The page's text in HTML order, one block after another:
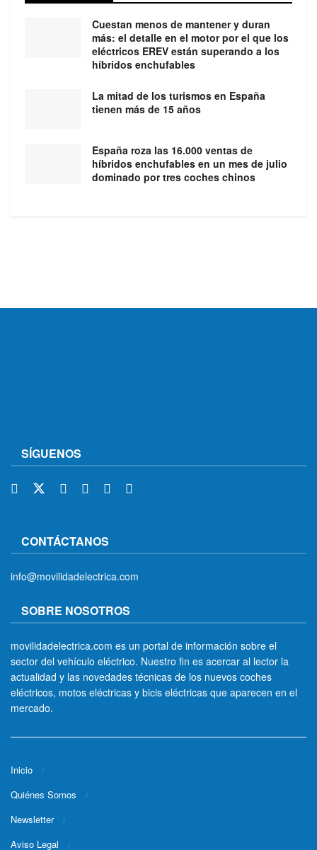
Cuestan menos de mantener y duran
más: el detalle en el motor por el que los
eléctricos EREV están superando a los
híbridos enchufables
La mitad de los turismos en España
tienen más de 15 años
España roza las 16.000 ventas de
híbridos enchufables en un mes de julio
dominado por tres coches chinos
SÍGUENOS
CONTÁCTANOS
info@movilidadelectrica.com
SOBRE NOSOTROS
movilidadelectrica.com es un portal de información sobre el
sector del vehículo eléctrico. Nuestro fin es acercar al lector la
actualidad y las novedades técnicas de los nuevos coches
eléctricos, motos eléctricas y bicis eléctricas que aparecen en el
mercado.
Inicio
Quiénes Somos
Newsletter
Aviso Legal